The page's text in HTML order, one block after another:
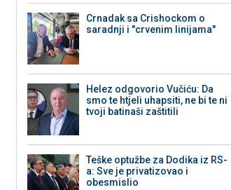
Crnadak sa Crishockom o
saradnji i "crvenim linijama"
Helez odgovorio Vučiću: Da
smo te htjeli uhapsiti, ne bi te ni
tvoji batinaši zaštitili
Teške optužbe za Dodika iz RS-
a: Sve je privatizovao i
obesmislio